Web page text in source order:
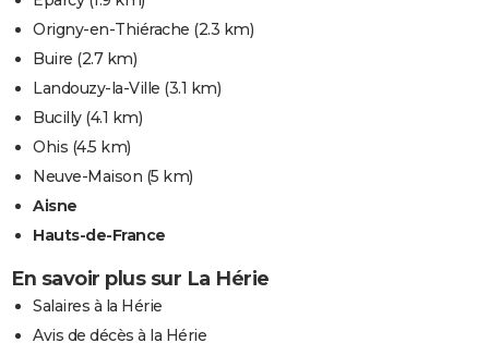
Origny-en-Thiérache (2.3 km)
Buire (2.7 km)
Landouzy-la-Ville (3.1 km)
Bucilly(4.1 km)
Ohis (4.5 km)
Neuve-Maison (5 km)
Aisne
Hauts-de-France
En savoir plus sur La Hérie
Salaires à la Hérie
Avis de décès à la Hérie